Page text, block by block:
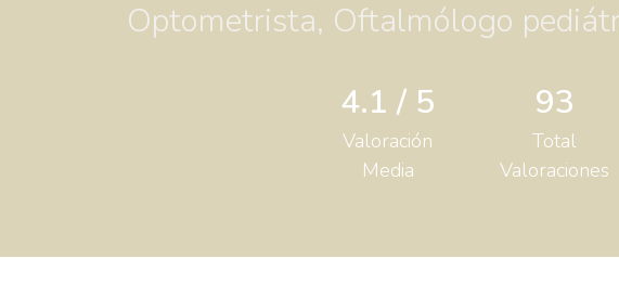
Optometrista, Oftalmólogo
4.1 / 5
Valoración
Media
93
Total
Valoraciones